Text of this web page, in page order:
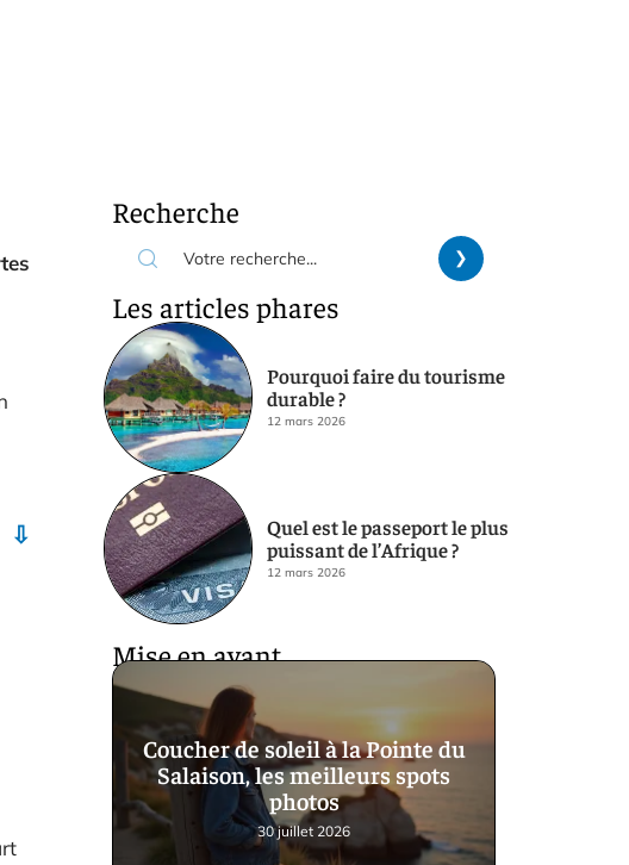
Recherche
Les articles phares
Pourquoi faire du tourisme
durable ?
12 mars 2026
Quel est le passeport le plus
puissant de l’Afrique ?
12 mars 2026
Mise en avant
Coucher de soleil à la Pointe du
Salaison, les meilleurs spots
photos
30 juillet 2026